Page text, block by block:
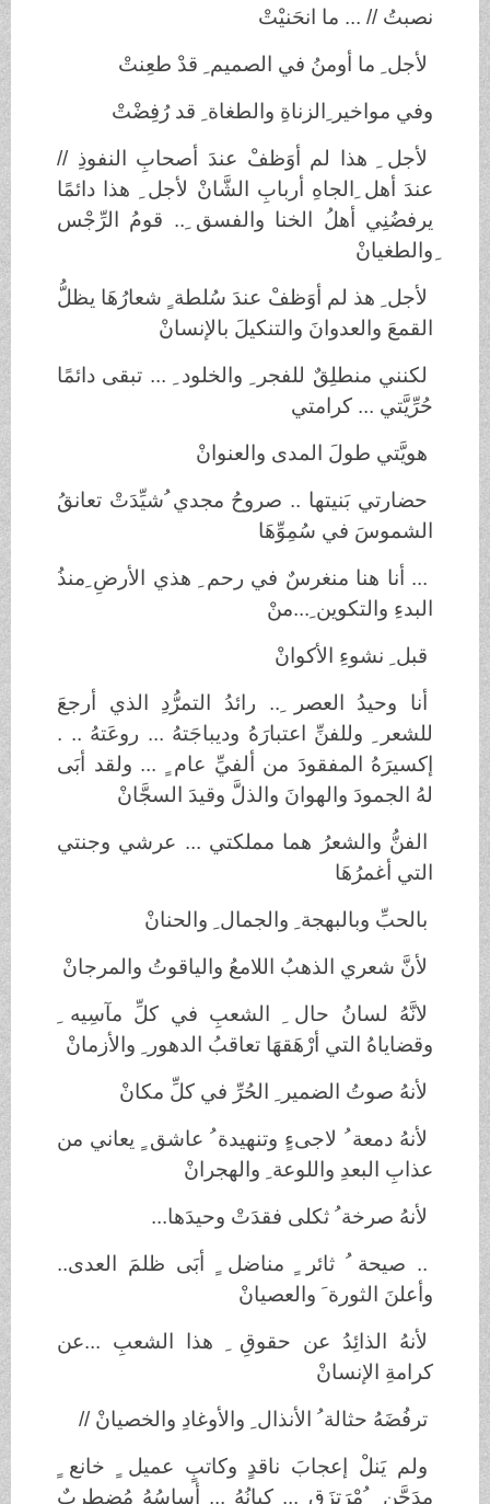
نصبتُ // ... ما انحَنيْتْ
لأجل ِ ما أومنُ في الصميم ِ قدْ طعِنتْ
وفي مواخير ِالزناةِ والطغاة ِ قد رُفِضْتْ
لأجل ِ هذا لم أوَظفْ عندَ أصحابِ النفوذِ //
عندَ أهل ِالجاهِ أربابِ الشَّانْ لأجل ِ هذا دائمًا
يرفضُنِي أهلُ الخنا والفسق ِ.. قومُ الرِّجْس
ِوالطغيانْ
لأجل ِ هذ لم أوَظفْ عندَ سُلطة ٍ شعارُهَا يظلُّ
القمعَ والعدوانَ والتنكيلَ بالإنسانْ
لكنني منطلِقٌ للفجر ِ والخلود ِ ... تبقى دائمًا
حُرِّيَّتي ... كرامتي
هويَّتي طولَ المدى والعنوانْ
حضارتي بَنيتها .. صروحُ مجدي ُشيِّدَتْ تعانقُ
الشموسَ في سُمِوِّهَا
... أنا هنا منغرسٌ في رحم ِ هذي الأرضِ ِمنذُ
البدءِ والتكوين ِ...منْ
قبل ِ نشوءِ الأكوانْ
أنا وحيدُ العصر ِ.. رائدُ التمرُّدِ الذي أرجعَ
للشعر ِ وللفنِّ اعتبارَهُ وديباجَتهُ ... روعَتهُ .. .
إكسيرَهُ المفقودَ من ألفيِّ عام ٍ ... ولقد أبَى
لهُ الجمودَ والهوانَ والذلَّ وقيدَ السجَّانْ
الفنُّ والشعرُ هما مملكتي ... عرشي وجنتي
التي أغمرُهَا
بالحبِّ وبالبهجة ِ والجمال ِ والحنانْ
لأنَّ شعري الذهبُ اللامعُ والياقوتُ والمرجانْ
لانَّهُ لسانُ حال ِ الشعبِ في كلِّ مآسِيه ِ
وقضاياهُ التي أرْهَقهَا تعاقبُ الدهور ِ والأزمانْ
لأنهُ صوتُ الضمير ِ الحُرِّ في كلِّ مكانْ
لأنهُ دمعة ُ لاجىءٍ وتنهيدة ُ عاشق ٍ يعاني من
عذابِ البعدِ واللوعة ِ والهجرانْ
لأنهُ صرخة ُ ثكلى فقدَتْ وحيدَها...
.. صيحة ُ ثائر ٍ مناضل ٍ أبَى ظلمَ العدى..
وأعلنَ الثورة َ والعصيانْ
لأنهُ الذائِدُ عن حقوقِ ِ هذا الشعبِ ...عن
كرامةِ الإنسانْ
ترفُضَهُ حثالة ُ الأنذال ِ والأوغادِ والخصيانْ //
ولم يَنلْ إعجابَ ناقدٍ وكاتبٍ عميل ٍ خانع ٍ
مدَجَّن ٍ ُمْرَتزَق ٍ... كيانُهُ ... أساسُهُ مُضطربٌ